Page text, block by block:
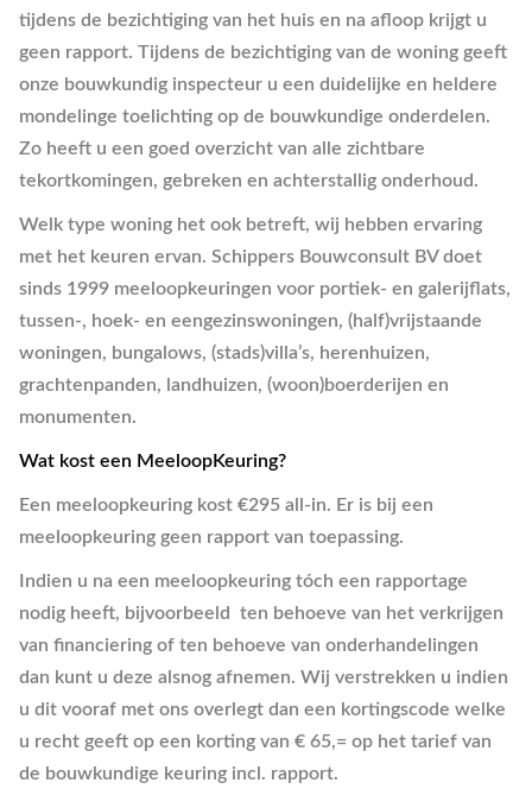
tijdens de bezichtiging van het huis en na afloop krijgt u
geen rapport. Tijdens de bezichtiging van de woning geeft
onze bouwkundig inspecteur u een duidelijke en heldere
mondelinge toelichting op de bouwkundige onderdelen.
Zo heeft u een goed overzicht van alle zichtbare
tekortkomingen, gebreken en achterstallig onderhoud.
Welk type woning het ook betreft, wij hebben ervaring
met het keuren ervan. Schippers Bouwconsult BV doet
sinds 1999 meeloopkeuringen voor portiek- en galerijflats,
tussen-, hoek- en eengezinswoningen, (half)vrijstaande
woningen, bungalows, (stads)villa’s, herenhuizen,
grachtenpanden, landhuizen, (woon)boerderijen en
monumenten.
Wat kost een MeeloopKeuring?
Een meeloopkeuring kost €295 all-in. Er is bij een
meeloopkeuring geen rapport van toepassing.
Indien u na een meeloopkeuring tóch een rapportage
nodig heeft, bijvoorbeeld ten behoeve van het verkrijgen
van financiering of ten behoeve van onderhandelingen
dan kunt u deze alsnog afnemen. Wij verstrekken u indien
u dit vooraf met ons overlegt dan een kortingscode welke
u recht geeft op een korting van € 65,= op het tarief van
de bouwkundige keuring incl. rapport.